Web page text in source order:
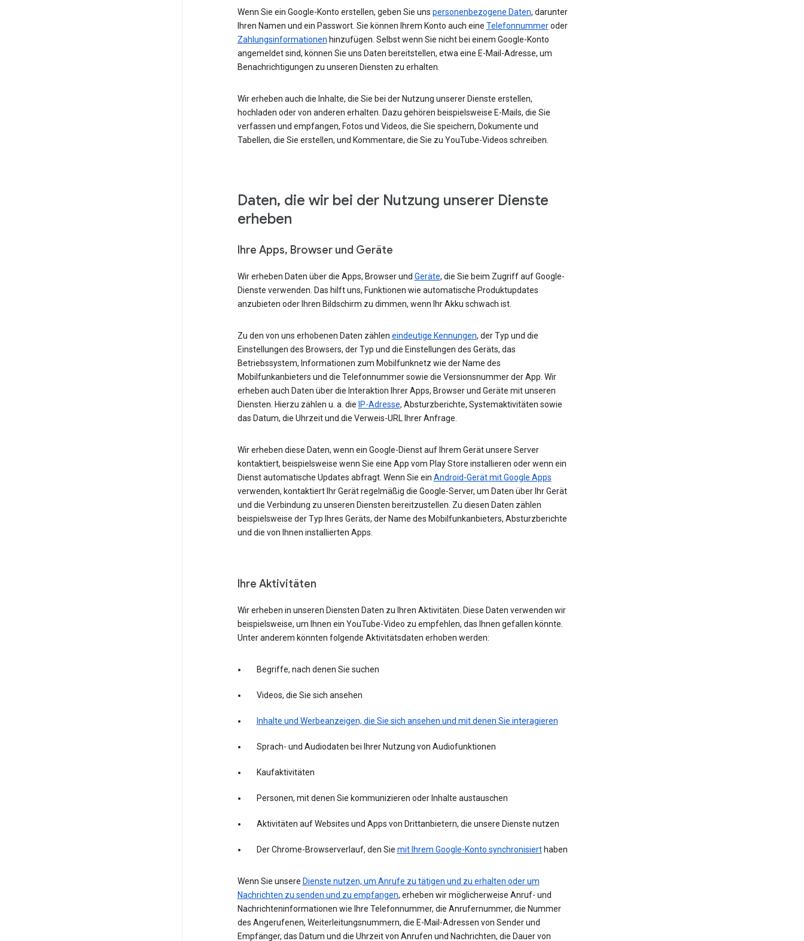
Wenn Sie ein Google-Konto erstellen, geben Sie uns personenbezogene Daten, darunter
Ihren Namen und ein Passwort. Sie können Ihrem Konto auch eine Telefonnummeroder
Zahlungsinformationen hinzufügen. Selbst wenn Sie nicht bei einem Google-Konto
angemeldet sind, können Sie uns Daten bereitstellen, etwa eine E-Mail-Adresse, um
Benachrichtigungen zu unseren Diensten zu erhalten.
Wir erheben auch die Inhalte, die Sie bei der Nutzung unserer Dienste erstellen,
hochladen oder von anderen erhalten. Dazu gehören beispielsweise E-Mails, die Sie
verfassen und empfangen, Fotos und Videos, die Sie speichern, Dokumente und
Tabellen, die Sie erstellen, und Kommentare, die Sie zu YouTube-Videos schreiben.
Daten, die wir bei der Nutzung unserer Dienste
erheben
Ihre Apps, Browser und Geräte
Wir erheben Daten über die Apps, Browser und Geräte, die Sie beim Zugriff auf Google-
Dienste verwenden. Das hilft uns, Funktionen wie automatische Produktupdates
anzubieten oder Ihren Bildschirm zu dimmen, wenn Ihr Akku schwach ist.
Zu den von uns erhobenen Daten zählen eindeutige Kennungen, der Typ und die
Einstellungen des Browsers, der Typ und die Einstellungen des Geräts, das
Betriebssystem, Informationen zum Mobilfunknetz wie der Name des
Mobilfunkanbieters und die Telefonnummer sowie die Versionsnummer der App. Wir
erheben auch Daten über die Interaktion Ihrer Apps, Browser und Geräte mit unseren
Diensten. Hierzu zählen u. a. die IP-Adresse, Absturzberichte, Systemaktivitäten sowie
das Datum, die Uhrzeit und die Verweis-URL Ihrer Anfrage.
Wir erheben diese Daten, wenn ein Google-Dienst auf Ihrem Gerät unsere Server
kontaktiert, beispielsweise wenn Sie eine App vom Play Store installieren oder wenn ein
Dienst automatische Updates abfragt. Wenn Sie ein Android-Gerät mit Google Apps
verwenden, kontaktiert Ihr Gerät regelmäßig die Google-Server, um Daten über Ihr Gerät
und die Verbindung zu unseren Diensten bereitzustellen. Zu diesen Daten zählen
beispielsweise der Typ Ihres Geräts, der Name des Mobilfunkanbieters, Absturzberichte
und die von Ihnen installierten Apps.
Ihre Aktivitäten
Wir erheben in unseren Diensten Daten zu Ihren Aktivitäten. Diese Daten verwenden wir
beispielsweise, um Ihnen ein YouTube-Video zu empfehlen, das Ihnen gefallen könnte.
Unter anderem könnten folgende Aktivitätsdaten erhoben werden:
Begriffe, nach denen Sie suchen
Videos, die Sie sich ansehen
Inhalte und Werbeanzeigen, die Sie sich ansehen und mit denen Sie interagieren
Sprach- und Audiodaten bei Ihrer Nutzung von Audiofunktionen
Kaufaktivitäten
Personen, mit denen Sie kommunizieren oder Inhalte austauschen
Aktivitäten auf Websites und Apps von Drittanbietern, die unsere Dienste nutzen
Der Chrome-Browserverlauf, den Sie mit Ihrem Google-Konto synchronisierthaben
Wenn Sie unsere Dienste nutzen, um Anrufe zu tätigen und zu erhalten oder um
Nachrichten zu senden und zu empfangen, erheben wir möglicherweise Anruf- und
Nachrichteninformationen wie Ihre Telefonnummer, die Anrufernummer, die Nummer
des Angerufenen, Weiterleitungsnummern, die E-Mail-Adressen von Sender und
Empfänger, das Datum und die Uhrzeit von Anrufen und Nachrichten, die Dauer von